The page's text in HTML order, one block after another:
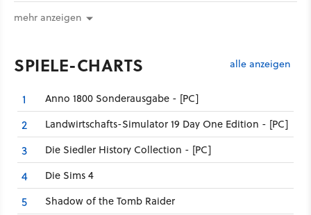
mehr anzeigen
SPIELE-CHARTS alle anzeigen
1 Anno 1800 Sonderausgabe - [PC]
2 Landwirtschafts-Simulator 19 Day One Edition - [PC]
3 Die Siedler History Collection - [PC]
4 Die Sims 4
5 Shadow of the Tomb Raider